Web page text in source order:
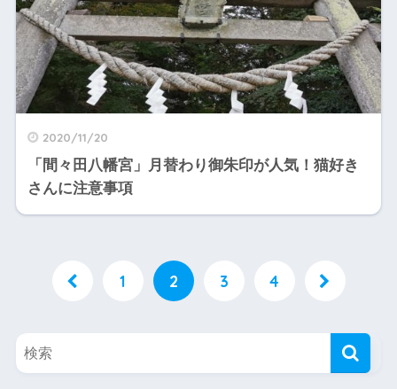
2020/11/20
「間々田八幡宮」月替わり御朱印が人気！猫好き
さんに注意事項
1 2 3 4